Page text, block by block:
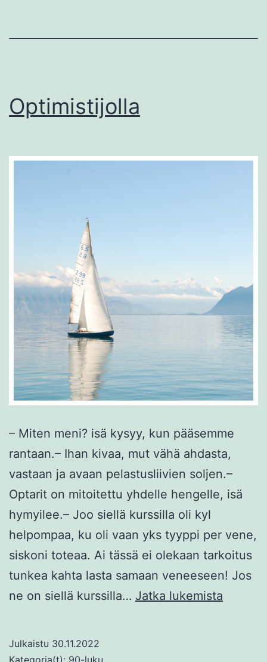
Optimistijolla
– Miten meni? isä kysyy, kun pääsemme
rantaan.– Ihan kivaa, mut vähä ahdasta,
vastaan ja avaan pelastusliivien soljen.–
Optarit on mitoitettu yhdelle hengelle, isä
hymyilee.– Joo siellä kurssilla oli kyl
helpompaa, ku oli vaan yks tyyppi per vene,
siskoni toteaa. Ai tässä ei olekaan tarkoitus
tunkea kahta lasta samaan veneeseen! Jos
ne on siellä kurssilla… Jatka lukemista
Julkaistu 30.11.2022
Kategoria(t): 90-luku